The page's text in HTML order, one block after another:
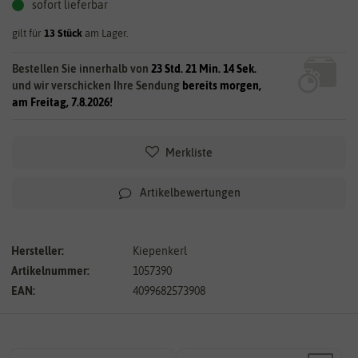
sofort lieferbar
gilt für 13 Stück am Lager.
Bestellen Sie innerhalb von 23 Std. 21 Min. 14 Sek.
und wir verschicken Ihre Sendung bereits morgen,
am Freitag, 7.8.2026!
Merkliste
Artikelbewertungen
Hersteller:
Kiepenkerl
Artikelnummer:
1057390
EAN:
4099682573908